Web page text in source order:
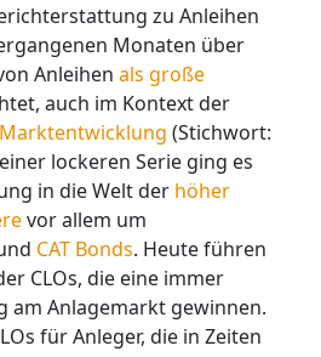
zu Anleihen
Monaten über
Anleihen als große
auch im Kontext der
(Stichwort:
lockeren Serie ging es
in die Welt der höher
vor allem um
CAT Bonds. Heute führen
CLOs, die eine immer
am Anlagemarkt gewinnen.
für Anleger, die in Zeiten